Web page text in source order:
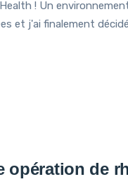
! Un
et j'ai finalement
opération de